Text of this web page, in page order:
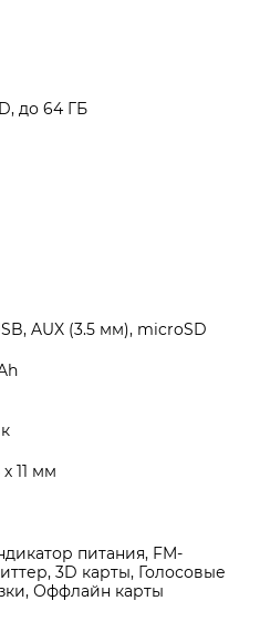
до 64 ГБ
AUX (3.5 мм), microSD
х 11 мм
питания, FM-
3D карты, Голосовые
Оффлайн карты